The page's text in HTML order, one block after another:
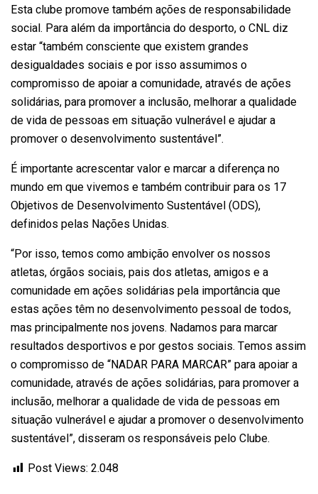
Esta clube promove também ações de responsabilidade
social. Para além da importância do desporto, o CNL diz
estar “também consciente que existem grandes
desigualdades sociais e por isso assumimos o
compromisso de apoiar a comunidade, através de ações
solidárias, para promover a inclusão, melhorar a qualidade
de vida de pessoas em situação vulnerável e ajudar a
promover o desenvolvimento sustentável”.
É importante acrescentar valor e marcar a diferença no
mundo em que vivemos e também contribuir para os 17
Objetivos de Desenvolvimento Sustentável (ODS),
definidos pelas Nações Unidas.
“Por isso, temos como ambição envolver os nossos
atletas, órgãos sociais, pais dos atletas, amigos e a
comunidade em ações solidárias pela importância que
estas ações têm no desenvolvimento pessoal de todos,
mas principalmente nos jovens. Nadamos para marcar
resultados desportivos e por gestos sociais. Temos assim
o compromisso de “NADAR PARA MARCAR” para apoiar a
comunidade, através de ações solidárias, para promover a
inclusão, melhorar a qualidade de vida de pessoas em
situação vulnerável e ajudar a promover o desenvolvimento
sustentável”, disseram os responsáveis pelo Clube.
Post Views: 2.048